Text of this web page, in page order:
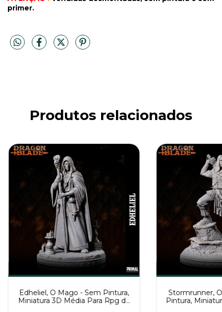
primer.
Produtos relacionados
Edheliel, O Mago - Sem Pintura,
Miniatura 3D Média Para Rpg de
Stormrunner,
Pintura,